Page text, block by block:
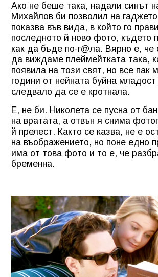
Ако не беше така, надали синът
Михайлов би позволил на
показва във вида, в който го
последното й ново фото, където
как да бъде по-г@ла. Вярно е, че
да виждаме плеймейтката така,
появила на този свят, но все пак
години от нейната буйна
следвало да се е кротнала.
Е, не би. Николета се пусна от
на вратата, а отвън я снима
й прелест. Както се казва, не е
на въображението, но поне едно
има от това фото и то е, че
бременна.